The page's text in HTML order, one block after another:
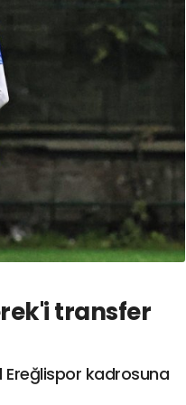
spor41
# kocaelispor
transfer
kadrosuna